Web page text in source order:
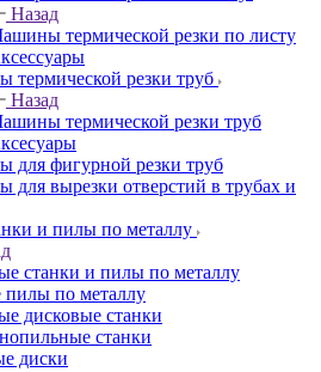
Назад
термической резки по листу
резки труб
Назад
термической резки труб
для фигурной резки труб
вырезки отверстий в трубах и
и пилы по металлу
станки и пилы по металлу
пилы по металлу
дисковые станки
станки
диски